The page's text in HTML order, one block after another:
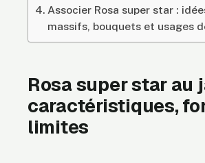
Associer Rosa super star :
massifs, bouquets et usages
Rosa super star au
caractéristiques,
limites